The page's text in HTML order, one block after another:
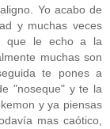
Yo acabo de
y muchas veces
que le echo a la
muchas son
te pones a
"noseque" y te la
y ya piensas
mas caótico,